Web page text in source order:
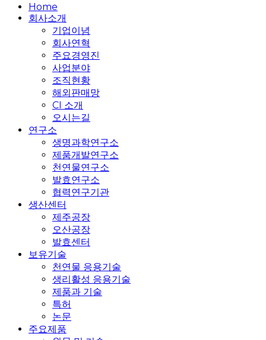
Close
Menu
Home
회사소개
기업이념
회사연혁
주요경영진
사업분야
조직현황
해외판매망
CI 소개
오시는길
연구소
생명과학연구소
제품개발연구소
천연물연구소
발효연구소
협력연구기관
생산센터
제주공장
오산공장
발효센터
보유기술
천연물 응용기술
생리활성 응용기술
제품과 기술
특허
논문
주요제품